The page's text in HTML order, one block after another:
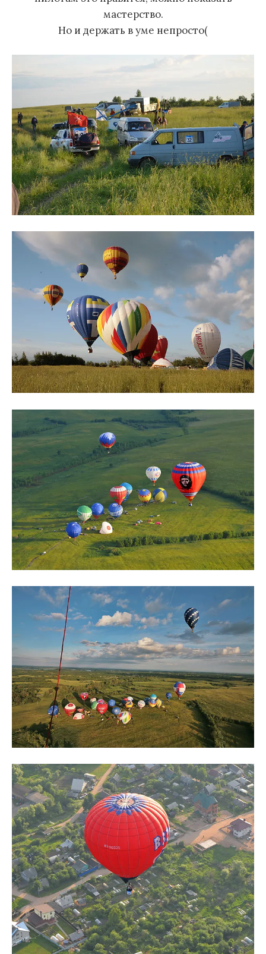
мастерство.
Но и держать в уме непросто(